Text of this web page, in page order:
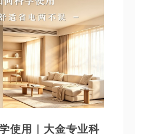
使用｜大金专业科